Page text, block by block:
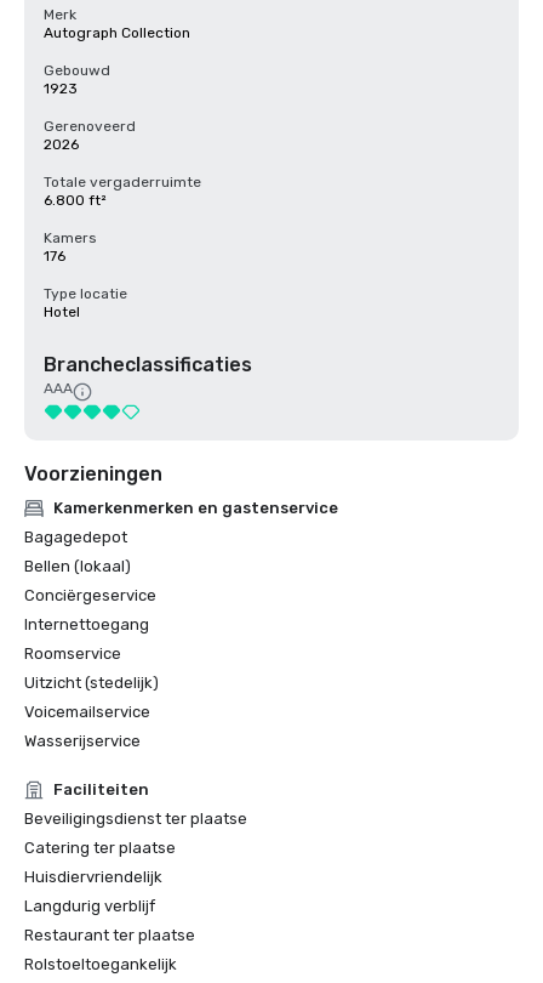
Merk
Autograph Collection
Gebouwd
1923
Gerenoveerd
2026
Totale vergaderruimte
6.800 ft²
Kamers
176
Type locatie
Hotel
Brancheclassificaties
AAA
Voorzieningen
Kamerkenmerken en gastenservice
Bagagedepot
Bellen (lokaal)
Conciërgeservice
Internettoegang
Roomservice
Uitzicht (stedelijk)
Voicemailservice
Wasserijservice
Faciliteiten
Beveiligingsdienst ter plaatse
Catering ter plaatse
Huisdiervriendelijk
Langdurig verblijf
Restaurant ter plaatse
Rolstoeltoegankelijk